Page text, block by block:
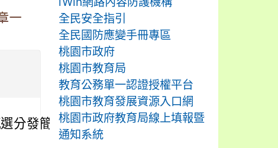
一
分發簡章一案，請
全民安全指引
全民國防應變手冊專區
桃園市政府
桃園市教育局
教育公務單一認證授權平台
桃園市教育發展資源入口網
桃園市政府教育局線上填報暨
通知系統